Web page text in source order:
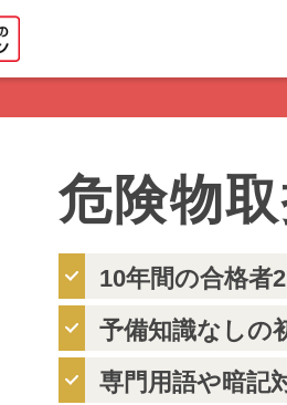
危険物
10年間の合格者
予備知識なしの
専門用語や暗記